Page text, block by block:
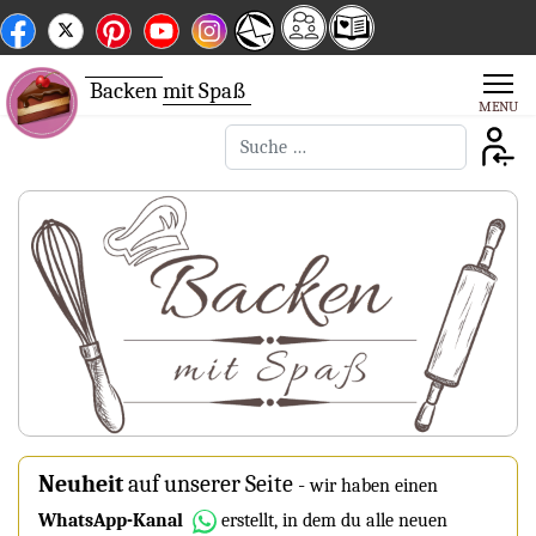
Backenmit Spaß
Suchen
Neuheitauf unserer Seite -wir haben einen
WhatsApp-Kanal
erstellt, in dem du alle neuen